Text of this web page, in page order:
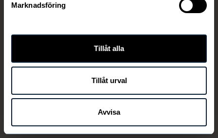
Marknadsföring
Tillåt alla
Tillåt urval
Avvisa
Den här länken är ej aktiv längre
TILLBAKA